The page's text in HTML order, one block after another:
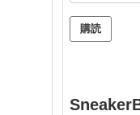
ル
ア